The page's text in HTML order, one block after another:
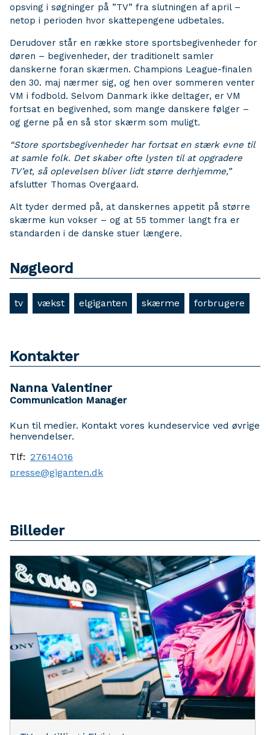
opsving i søgninger på ”TV” fra slutningen af april –
netop i perioden hvor skattepengene udbetales.
Derudover står en række store sportsbegivenheder for
døren – begivenheder, der traditionelt samler
danskerne foran skærmen. Champions League-finalen
den 30. maj nærmer sig, og hen over sommeren venter
VM i fodbold. Selvom Danmark ikke deltager, er VM
fortsat en begivenhed, som mange danskere følger –
og gerne på en så stor skærm som muligt.
“Store sportsbegivenheder har fortsat en stærk evne til
at samle folk. Det skaber ofte lysten til at opgradere
TV’et, så oplevelsen bliver lidt større derhjemme,”
afslutter Thomas Overgaard.
Alt tyder dermed på, at danskernes appetit på større
skærme kun vokser – og at 55 tommer langt fra er
standarden i de danske stuer længere.
Nøgleord
tv vækst elgiganten skærme forbrugere
Kontakter
Nanna Valentiner
Communication Manager
Kun til medier. Kontakt vores kundeservice ved øvrige
henvendelser.
Tlf: 27614016
presse@giganten.dk
Billeder